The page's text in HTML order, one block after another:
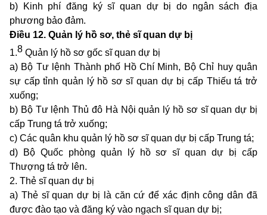
b) Kinh phí đăng ký sĩ quan dự bị do ngân sách địa
phương bảo đảm.
Điều 12. Quản lý hồ sơ, thẻ sĩ quan dự bị
1.8 Quản lý hồ sơ gốc sĩ quan dự bị
a) Bộ Tư lệnh Thành phố Hồ Chí Minh, Bộ Chỉ huy quân
sự cấp tỉnh quản lý hồ sơ sĩ quan dự bị cấp Thiếu tá trở
xuống;
b) Bộ Tư lệnh Thủ đô Hà Nội quản lý hồ sơ sĩ quan dự bị
cấp Trung tá trở xuống;
c) Các quân khu quản lý hồ sơ sĩ quan dự bị cấp Trung tá;
d) Bộ Quốc phòng quản lý hồ sơ sĩ quan dự bị cấp
Thượng tá trở lên.
2. Thẻ sĩ quan dự bị
a) Thẻ sĩ quan dự bị là căn cứ để xác định công dân đã
được đào tạo và đăng ký vào ngạch sĩ quan dự bị;